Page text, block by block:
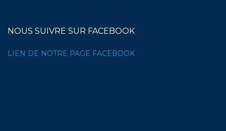
NOUS SUIVRE SUR FACEBOOK
LIEN DE NOTRE PAGE FACEBOOK